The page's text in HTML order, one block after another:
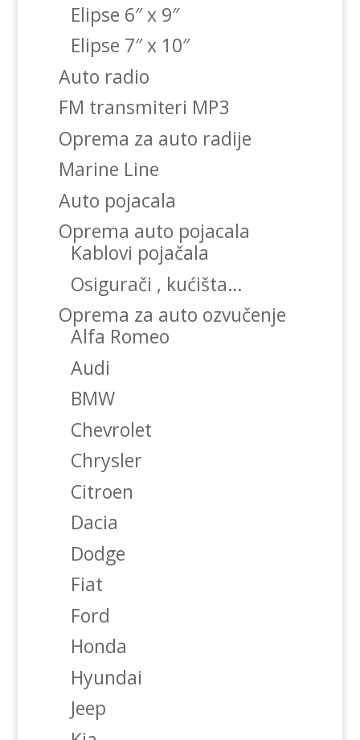
Elipse 6″ x 9″
Elipse 7″ x 10″
Auto radio
FM transmiteri MP3
Oprema za auto radije
Marine Line
Auto pojacala
Oprema auto pojacala
Kablovi pojačala
Osigurači , kućišta…
Oprema za auto ozvučenje
Alfa Romeo
Audi
BMW
Chevrolet
Chrysler
Citroen
Dacia
Dodge
Fiat
Ford
Honda
Hyundai
Jeep